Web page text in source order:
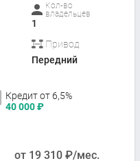
Кол-во
владельцев
1
Привод
Передний
Кредит от 6,5%
40 000₽
от 19 310 ₽/мес.